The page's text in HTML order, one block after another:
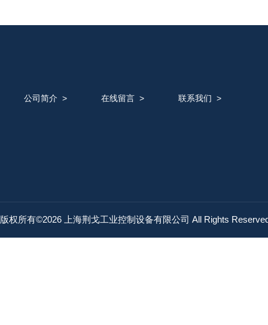
公司简介 > 在线留言> 联系我们 >
版权所有©2026 上海荆戈工业控制设备有限公司 All Rights